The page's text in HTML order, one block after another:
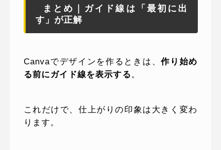
まとめ｜ガイド線は「最初に出
す」が正解
Canvaでデザインを作るときは、作り始め
る前にガイド線を表示する。
これだけで、仕上がりの印象は大きく変わ
ります。